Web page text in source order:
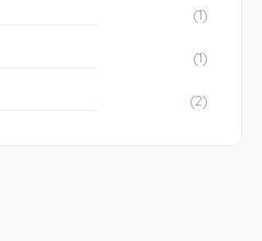
(1)
(1)
(2)